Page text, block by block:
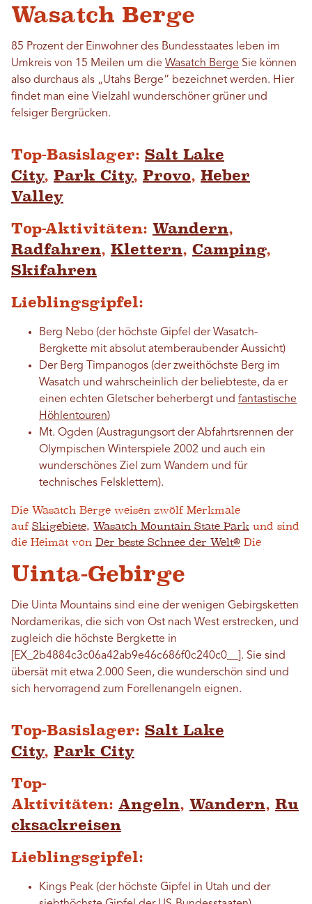
Wasatch Berge
85 Prozent der Einwohner des Bundesstaates leben im
Umkreis von 15 Meilen um die Wasatch Berge Sie können
also durchaus als „Utahs Berge“ bezeichnet werden. Hier
findet man eine Vielzahl wunderschöner grüner und
felsiger Bergrücken.
Top-Basislager: Salt Lake
City, Park City, Provo, Heber
Valley
Top-Aktivitäten: Wandern,
Radfahren, Klettern, Camping,
Skifahren
Lieblingsgipfel:
Berg Nebo (der höchste Gipfel der Wasatch-
Bergkette mit absolut atemberaubender Aussicht)
Der Berg Timpanogos (der zweithöchste Berg im
Wasatch und wahrscheinlich der beliebteste, da er
einen echten Gletscher beherbergt und fantastische
Höhlentouren)
Mt. Ogden (Austragungsort der Abfahrtsrennen der
Olympischen Winterspiele 2002 und auch ein
wunderschönes Ziel zum Wandern und für
technisches Felsklettern).
Die Wasatch Berge weisen zwölf Merkmale
auf Skigebiete, Wasatch Mountain State Park und sind
die Heimat von Der beste Schnee der Welt® Die
Uinta-Gebirge
Die Uinta Mountains sind eine der wenigen Gebirgsketten
Nordamerikas, die sich von Ost nach West erstrecken, und
zugleich die höchste Bergkette in
[EX_2b4884c3c06a42ab9e46c686f0c240c0__]. Sie sind
übersät mit etwa 2.000 Seen, die wunderschön sind und
sich hervorragend zum Forellenangeln eignen.
Top-Basislager: Salt Lake
City, Park City
Top-
Aktivitäten: Angeln, Wandern, Ru
cksackreisen
Lieblingsgipfel:
Kings Peak (der höchste Gipfel in Utah und der